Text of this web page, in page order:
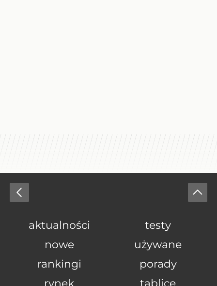
aktualności
testy
nowe
używane
rankingi
porady